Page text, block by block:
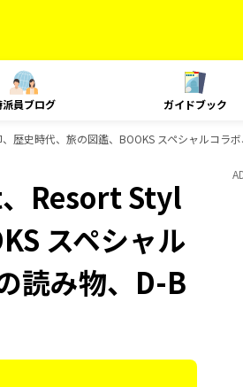
派員ブログ ガイドブック
歴史時代、旅の図鑑、BOOKS スペシャルコラ
Resort Styl
スペシャル
読み物、D-B